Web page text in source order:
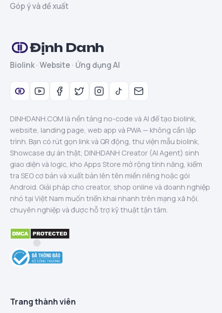
Góp ý và đề xuất
Định Danh
Biolink · Website · Ứng dụng AI
DINHDANH.COM là nền tảng no-code và AI để tạo biolink,
website, landing page, web app và PWA — không cần lập
trình. Bạn có rút gọn link và QR động, thư viện mẫu biolink,
Showcase dự án thật, DINHDANH Creator (AI Agent) sinh
giao diện và logic, kho Apps Store mở rộng tính năng, kiểm
tra SEO cơ bản và xuất bản lên tên miền riêng hoặc gói
Android. Giải pháp cho creator, shop online và doanh nghiệp
nhỏ tại Việt Nam muốn triển khai nhanh trên mạng xã hội,
chuyên nghiệp và được hỗ trợ kỹ thuật tận tâm.
Trang thành viên